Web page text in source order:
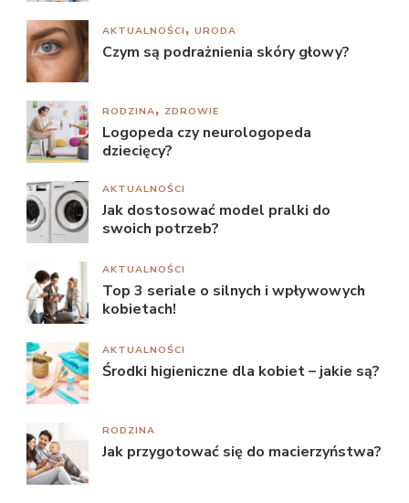
AKTUALNOŚCI URODA
Czym są podrażnienia skóry głowy?
RODZINA ZDROWIE
Logopeda czy neurologopeda
dziecięcy?
AKTUALNOŚCI
Jak dostosować model pralki do
swoich potrzeb?
AKTUALNOŚCI
Top 3 seriale o silnych i wpływowych
kobietach!
AKTUALNOŚCI
Środki higieniczne dla kobiet – jakie są?
RODZINA
Jak przygotować się do macierzyństwa?